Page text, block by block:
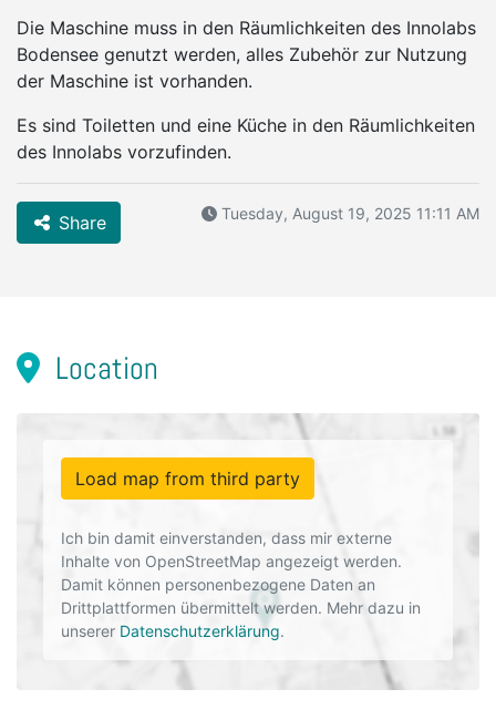
Die Maschine muss in den Räumlichkeiten des Innolabs
Bodensee genutzt werden, alles Zubehör zur Nutzung
der Maschine ist vorhanden.
Es sind Toiletten und eine Küche in den Räumlichkeiten
des Innolabs vorzufinden.
Share Tuesday, August 19, 2025 11:11 AM
Location
Load map from third party
Ich bin damit einverstanden, dass mir externe
Inhalte von OpenStreetMap angezeigt werden.
Damit können personenbezogene Daten an
Drittplattformen übermittelt werden. Mehr dazu in
unserer Datenschutzerklärung.